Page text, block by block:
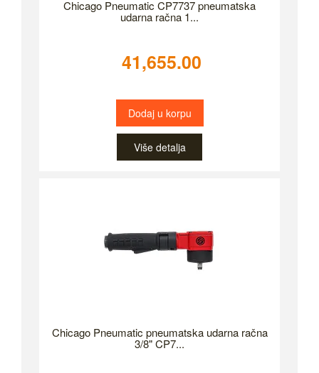
Chicago Pneumatic CP7737 pneumatska
udarna račna 1...
41,655.00
Dodaj u korpu
Više detalja
Chicago Pneumatic pneumatska udarna račna
3/8" CP7...